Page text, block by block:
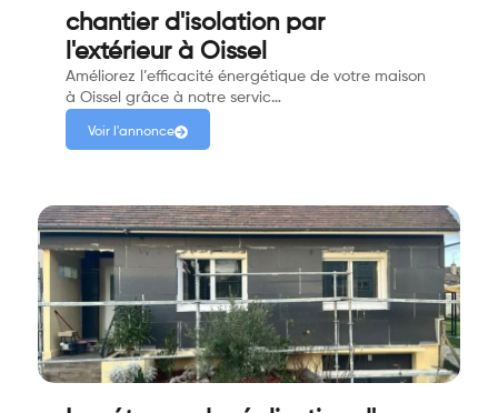
chantier d'isolation par
l'extérieur à Oissel
Améliorez l’efficacité énergétique de votre maison
à Oissel grâce à notre servic…
Voir l'annonce